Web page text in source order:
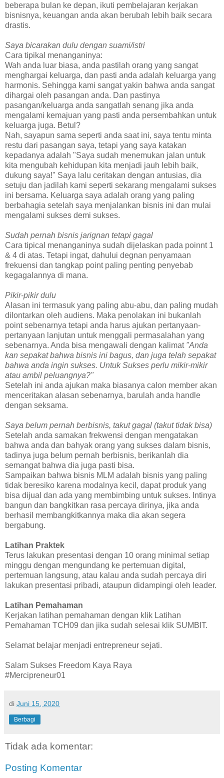
beberapa bulan ke depan, ikuti pembelajaran kerjakan
bisnisnya, keuangan anda akan berubah lebih baik secara
drastis.
Saya bicarakan dulu dengan suami/istri
Cara tipikal menanganinya:
Wah anda luar biasa, anda pastilah orang yang sangat
menghargai keluarga, dan pasti anda adalah keluarga yang
harmonis. Sehingga kami sangat yakin bahwa anda sangat
dihargai oleh pasangan anda. Dan pastinya
pasangan/keluarga anda sangatlah senang jika anda
mengalami kemajuan yang pasti anda persembahkan untuk
keluarga juga. Betul?
Nah, sayapun sama seperti anda saat ini, saya tentu minta
restu dari pasangan saya, tetapi yang saya katakan
kepadanya adalah "Saya sudah menemukan jalan untuk
kita mengubah kehidupan kita menjadi jauh lebih baik,
dukung saya!" Saya lalu ceritakan dengan antusias, dia
setuju dan jadilah kami seperti sekarang mengalami sukses
ini bersama. Keluarga saya adalah orang yang paling
berbahagia setelah saya menjalankan bisnis ini dan mulai
mengalami sukses demi sukses.
Sudah pernah bisnis jarignan tetapi gagal
Cara tipical menanganinya sudah dijelaskan pada poinnt 1
& 4 di atas. Tetapi ingat, dahului degnan penyamaan
frekuensi dan tangkap point paling penting penyebab
kegagalannya di mana.
Pikir-pikir dulu
Alasan ini termasuk yang paling abu-abu, dan paling mudah
dilontarkan oleh audiens. Maka penolakan ini bukanlah
point sebenarnya tetapi anda harus ajukan pertanyaan-
pertanyaan lanjutan untuk menggali permasalahan yang
sebenarnya. Anda bisa mengawali dengan kalimat "Anda
kan sepakat bahwa bisnis ini bagus, dan juga telah sepakat
bahwa anda ingin sukses. Untuk Sukses perlu mikir-mikir
atau ambil peluangnya?"
Setelah ini anda ajukan maka biasanya calon member akan
menceritakan alasan sebenarnya, barulah anda handle
dengan seksama.
Saya belum pernah berbisnis, takut gagal (takut tidak bisa)
Setelah anda samakan frekwensi dengan mengatakan
bahwa anda dan bahyak orang yang sukses dalam bisnis,
tadinya juga belum pernah berbisnis, berikanlah dia
semangat bahwa dia juga pasti bisa.
Sampaikan bahwa bisnis MLM adalah bisnis yang paling
tidak beresiko karena modalnya kecil, dapat produk yang
bisa dijual dan ada yang membimbing untuk sukses. Intinya
bangun dan bangkitkan rasa percaya dirinya, jika anda
berhasil membangkitkannya maka dia akan segera
bergabung.
Latihan Praktek
Terus lakukan presentasi dengan 10 orang minimal setiap
minggu dengan mengundang ke pertemuan digital,
pertemuan langsung, atau kalau anda sudah percaya diri
lakukan presentasi pribadi, ataupun didampingi oleh leader.
Latihan Pemahaman
Kerjakan latihan pemahaman dengan klik Latihan
Pemahaman TCH09 dan jika sudah selesai klik SUMBIT.
Selamat belajar menjadi entrepreneur sejati.
Salam Sukses Freedom Kaya Raya
#Mercipreneur01
di Juni 15, 2020
Berbagi
Tidak ada komentar:
Posting Komentar